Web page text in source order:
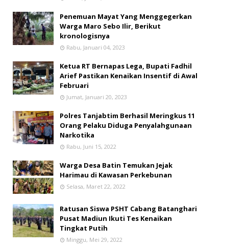
Penemuan Mayat Yang Menggegerkan
Warga Maro Sebo Ilir, Berikut
kronologisnya
Rabu, Januari 04, 2023
Ketua RT Bernapas Lega, Bupati Fadhil
Arief Pastikan Kenaikan Insentif di Awal
Februari
Jumat, Januari 20, 2023
Polres Tanjabtim Berhasil Meringkus 11
Orang Pelaku Diduga Penyalahgunaan
Narkotika
Rabu, Juni 15, 2022
Warga Desa Batin Temukan Jejak
Harimau di Kawasan Perkebunan
Selasa, Maret 22, 2022
Ratusan Siswa PSHT Cabang Batanghari
Pusat Madiun Ikuti Tes Kenaikan
Tingkat Putih
Minggu, Mei 29, 2022